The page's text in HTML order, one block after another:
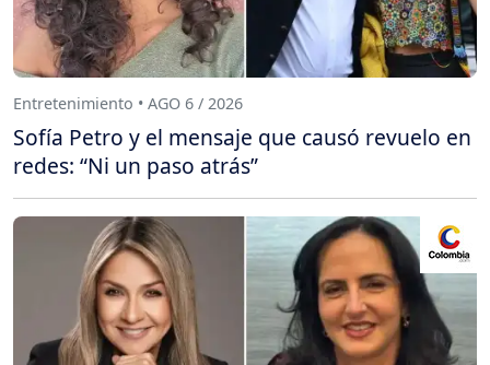
Entretenimiento • AGO 6 / 2026
Sofía Petro y el mensaje que causó revuelo en
redes: “Ni un paso atrás”